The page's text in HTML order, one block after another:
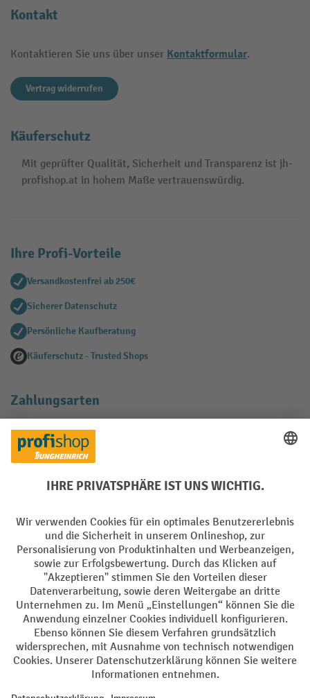
Kontakt
Kontaktieren Sie uns über unser Kontaktformular.
Vertrag widerrufen
Käuferschutz
Mit geprüfter Qualität, Sicherheit und Transparenz ist jh-
profishop.at in hohem Maße vertrauenswürdig.
Ihre Profi-Vorteile
Versandkostenfrei ab 250€
Sicherer Datenschutz
Persönliche Kaufberatung
Käuferschutz - Trusted Shops
Zahlungsarten
Creditcard (Master)
Facebook
YouTube
LinkedIn
Instagram
AGB Impressum Datenschutz
Barrierefreiheit Privacy Settings
Alle Preise exkl. gesetzl. Mehrwertsteuer zzgl.Versandkosten und ggf.
Nachnahmegebühren, wenn nicht anders angegeben.